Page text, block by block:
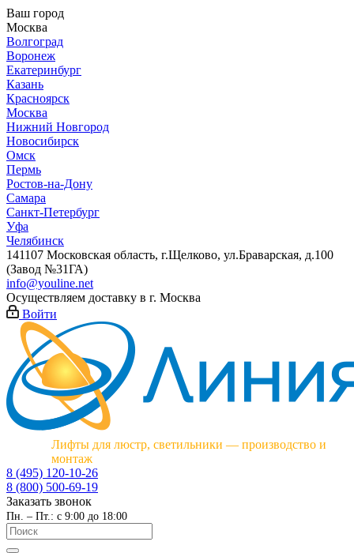
Ваш город
Москва
Волгоград
Воронеж
Екатеринбург
Казань
Красноярск
Москва
Нижний Новгород
Новосибирск
Омск
Пермь
Ростов-на-Дону
Самара
Санкт-Петербург
Уфа
Челябинск
141107 Московская область, г.Щелково, ул.Браварская, д.100
(Завод №31ГА)
info@youline.net
Осуществляем доставку в г. Москва
Войти
Лифты для люстр, светильники — производство и
монтаж
8 (495) 120-10-26
8 (800) 500-69-19
Заказать звонок
Пн. – Пт.: с 9:00 до 18:00